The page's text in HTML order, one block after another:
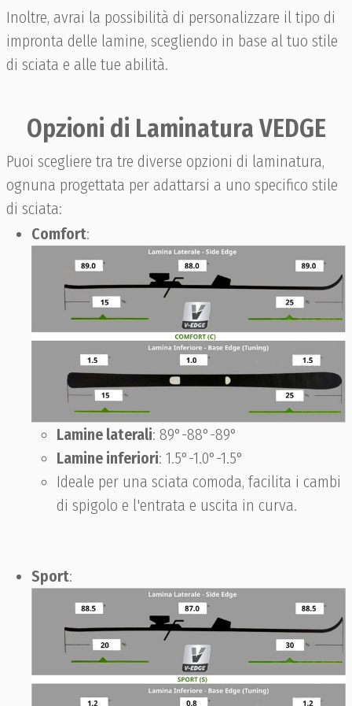
Inoltre, avrai la possibilità di personalizzare il tipo di
impronta delle lamine, scegliendo in base al tuo stile
di sciata e alle tue abilità.
Opzioni di Laminatura VEDGE
Puoi scegliere tra tre diverse opzioni di laminatura,
ognuna progettata per adattarsi a uno specifico stile
di sciata:
Comfort:
Lamine laterali: 89°-88°-89°
Lamine inferiori: 1.5°-1.0°-1.5°
Ideale per una sciata comoda, facilita i cambi
di spigolo e l'entrata e uscita in curva.
Sport: